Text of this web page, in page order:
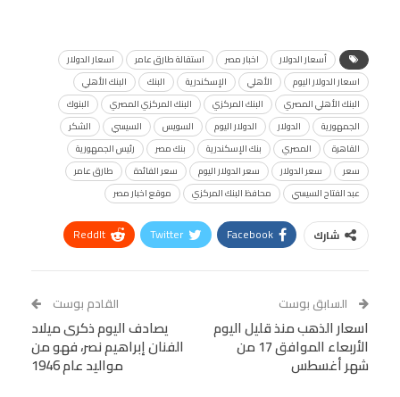
أسعار الدولار اخبار مصر استقالة طارق عامر
اسعار الدولار
اسعار الدولار اليوم
الأهلي الإسكندرية البنك
البنك الأهلي
البنك الأهلي المصري
البنك المركزي البنك المركزي المصري
البنوك
الجمهورية
الدولار الدولار اليوم السويس السيسي
الشكر
القاهرة
المصري بنك الإسكندرية بنك مصر
رئيس الجمهورية
سعر
سعر الدولار سعر الدولار اليوم سعر الفائدة
طارق عامر
عبد الفتاح السيسي
محافظ البنك المركزي موقع اخبار مصر
شارك Facebook
Twitter
ReddIt
Tumblr
البريد الإلكتروني
StumbleUpon
VK
Digg
LINE
BlackBerry
Viber
السابق بوست
اسعار الذهب منذ قليل اليوم
الأربعاء الموافق 17 من
شهر أغسطس
القادم بوست
يصادف اليوم ذكرى ميلاد
الفنان إبراهيم نصر، فهو من
مواليد عام 1946